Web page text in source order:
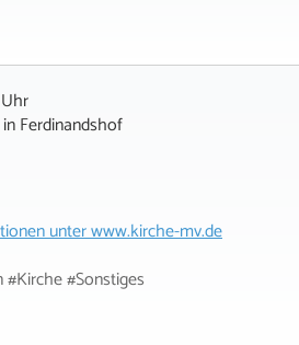
inFerdinandshof
unterwww.kirche-mv.de
#Sonstiges